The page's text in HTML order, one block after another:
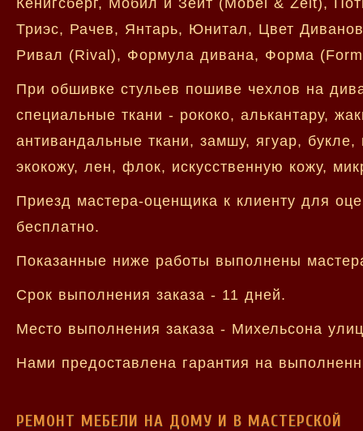
Кёнигсберг, Мобил и Зейт (Mobel & Zeit),
Триэс, Рачев, Янтарь, Юнитал, Цвет
Ривал (Rival), Формула дивана, Форма
При обшивке стульев пошиве чехлов на
специальные ткани - рококо, алькантару,
антивандальные ткани, замшу, ягуар,
экокожу, лен, флок, искусственную кожу,
Приезд мастера-оценщика к клиенту для
бесплатно.
Показанные ниже работы выполнены
Срок выполнения заказа - 11 дней.
Место выполнения заказа - Михельсона
Нами предоставлена гарантия на
РЕМОНТ МЕБЕЛИ НА ДОМУ И В МАСТЕРСКОЙ